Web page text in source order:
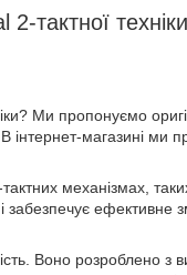
тактної
Ми пропонуємо
інтернет-магазині ми
механізмах,
і забезпечує
Воно розроблено з